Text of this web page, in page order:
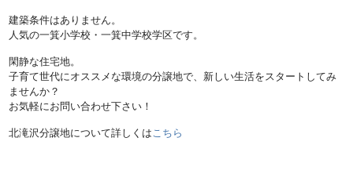
建築条件はありません。
人気の一箕小学校・一箕中学校学区です。
閑静な住宅地。
子育て世代にオススメな環境の分譲地で、新しい生活をスタートしてみ
ませんか？
お気軽にお問い合わせ下さい！
北滝沢分譲地について詳しくは こちら